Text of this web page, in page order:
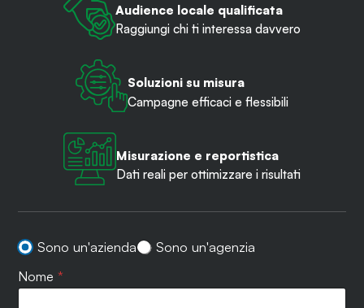
Audience locale qualificata
Raggiungi chi ti interessa davvero
Soluzioni su misura
Campagne efficaci e flessibili
Misurazione e reportistica
Dati reali per ottimizzare i risultati
T
p
o
Sono un'azienda
Sono un'agenzia
Nome*